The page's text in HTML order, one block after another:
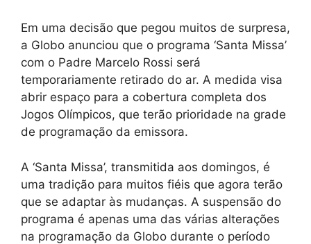
Em uma decisão que pegou muitos de surpresa,
a Globo anunciou que o programa ‘Santa Missa’
com o Padre Marcelo Rossi será
temporariamente retirado do ar. A medida visa
abrir espaço para a cobertura completa dos
Jogos Olímpicos, que terão prioridade na grade
de programação da emissora.
A ‘Santa Missa’, transmitida aos domingos, é
uma tradição para muitos fiéis que agora terão
que se adaptar às mudanças. A suspensão do
programa é apenas uma das várias alterações
na programação da Globo durante o período